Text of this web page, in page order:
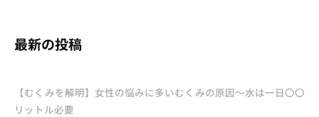
最新の投稿
【むくみを解明】女性の悩みに多いむくみの原因〜水は一日〇〇
リットル必要